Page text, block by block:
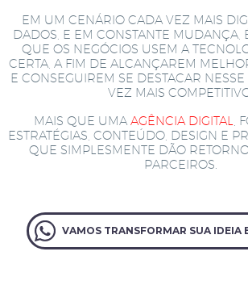
EM UM CENÁRIO CADA VEZ MAIS
DADOS, E EM CONSTANTE MUDANÇA,
QUE OS NEGÓCIOS USEM A
CERTA, A FIM DE ALCANÇAREM
E CONSEGUIREM SE DESTACAR
VEZ MAIS
MAIS QUE UMA AGÊNCIA DIGITAL
,
ESTRATÉGIAS, CONTEÚDO, DESIGN E
QUE SIMPLESMENTE DÃO
PARCEIROS.
VAMOS TRANSFORMAR SUA IDEIA